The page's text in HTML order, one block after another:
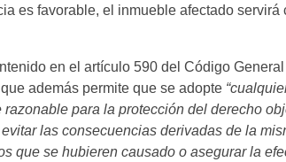
es favorable, el inmueble afectado servirá
en el artículo 590 del Código General
además permite que se adopte
para la protección del derecho
las consecuencias derivadas de la
que se hubieren causado o asegurar la